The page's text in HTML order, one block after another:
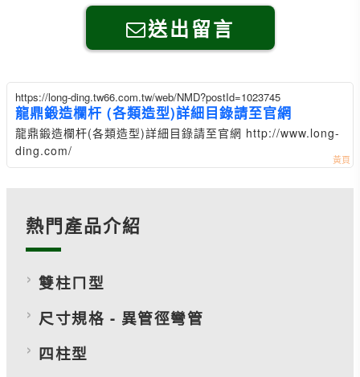
送出留言
https://long-ding.tw66.com.tw/web/NMD?postId=1023745
龍鼎鍛造欄杆 (各類造型)詳細目錄請至官網
龍鼎鍛造欄杆(各類造型)詳細目錄請至官網 http://www.long-
ding.com/
熱門產品介紹
雙柱ㄇ型
尺寸規格 - 異管徑彎管
四柱型